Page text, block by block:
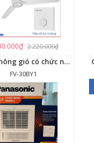
2.220.000₫
Quạt thông gió có chức năng sưởi ấm, dùng cho phòng tắm - FV-30BY1
FV-30BY1